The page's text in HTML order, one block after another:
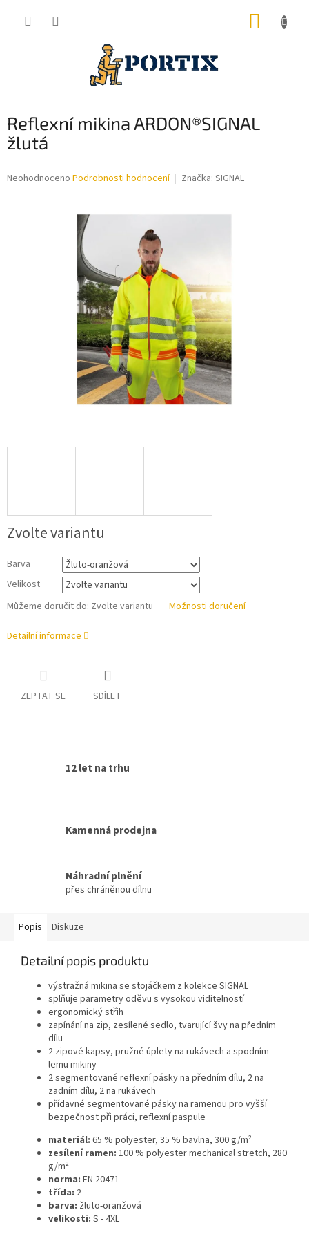
Reflexní mikina ARDON®SIGNAL
žlutá
Průměrné
Neohodnoceno Podrobnosti hodnocení Značka: SIGNAL
Zvolte variantu
Barva
Velikost
Můžeme doručit do: Zvolte variantu Možnosti doručení
Detailní informace
ZEPTAT SE SDÍLET
12 let na trhu
Kamenná prodejna
Náhradní plnění
přes chráněnou dílnu
Popis Diskuze
Detailní popis produktu
výstražná mikina se stojáčkem z kolekce SIGNAL
splňuje parametry oděvu s vysokou viditelností
ergonomický střih
zapínání na zip, zesílené sedlo, tvarující švy na předním
dílu
2 zipové kapsy, pružné úplety na rukávech a spodním
lemu mikiny
2 segmentované reflexní pásky na předním dílu, 2 na
zadním dílu, 2 na rukávech
přídavné segmentované pásky na ramenou pro vyšší
bezpečnost při práci, reflexní paspule
materiál: 65 % polyester, 35 % bavlna, 300 g/m²
zesílení ramen: 100 % polyester mechanical stretch, 280
g/m²
norma: EN 20471
třída: 2
barva: žluto-oranžová
velikosti: S - 4XL